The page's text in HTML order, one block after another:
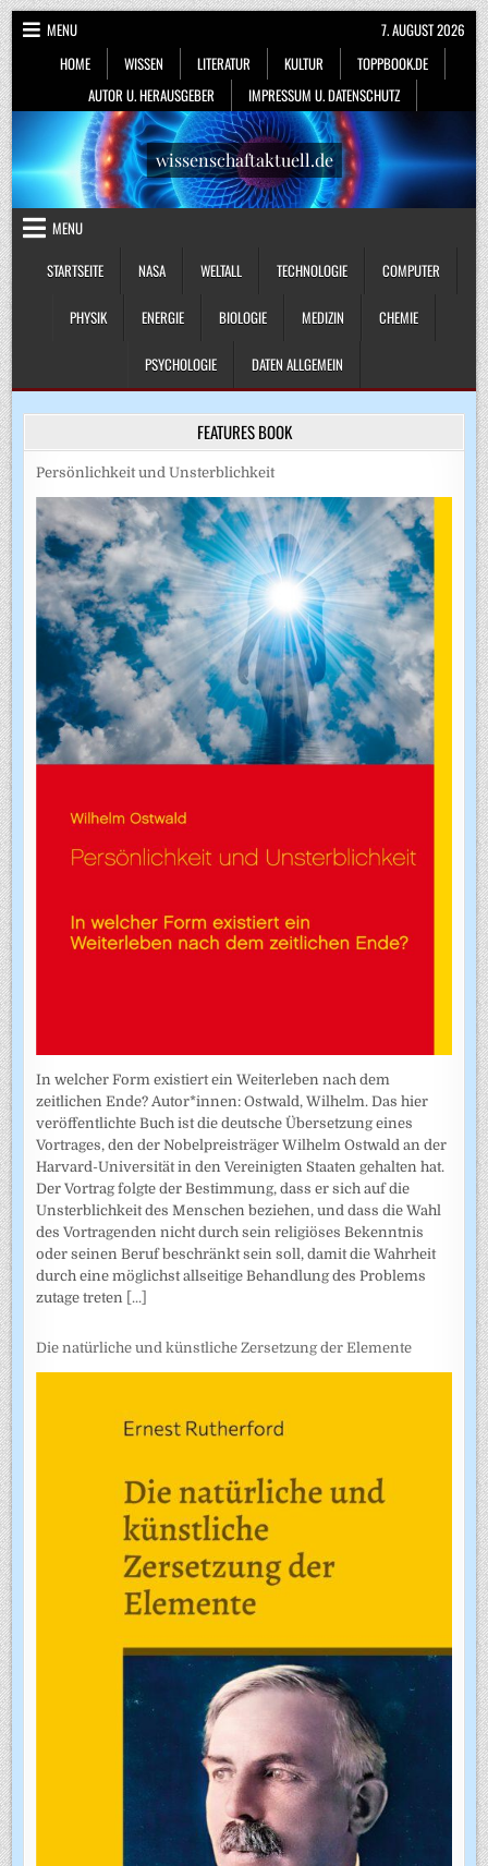
Skip
to
content
MENU
HOME
WISSEN LITERATUR KULTUR
TOPPBOOK.DE
AUTOR U. HERAUSGEBER
IMPRESSUM U. DATENSCHUTZ
7. AUGUST 2026
wissenschaftaktuell.de
MENU
STARTSEITE
NASA WELTALL TECHNOLOGIE COMPUTER
PHYSIK ENERGIE BIOLOGIE MEDIZIN CHEMIE
PSYCHOLOGIE DATEN ALLGEMEIN
FEATURES BOOK
Persönlichkeit und Unsterblichkeit
In welcher Form existiert ein Weiterleben nach dem
zeitlichen Ende? Autor*innen: Ostwald, Wilhelm. Das hier
veröffentlichte Buch ist die deutsche Übersetzung eines
Vortrages, den der Nobelpreisträger Wilhelm Ostwald an der
Harvard-Universität in den Vereinigten Staaten gehalten hat.
Der Vortrag folgte der Bestimmung, dass er sich auf die
Unsterblichkeit des Menschen beziehen, und dass die Wahl
des Vortragenden nicht durch sein religiöses Bekenntnis
oder seinen Beruf beschränkt sein soll, damit die Wahrheit
durch eine möglichst allseitige Behandlung des Problems
zutage treten [...]
Die natürliche und künstliche Zersetzung der Elemente